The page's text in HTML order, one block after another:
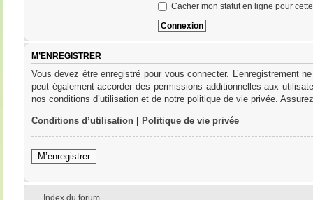
Cacher mon statut en ligne pour
M’ENREGISTRER
Vous devez être enregistré pour vous connecter. L’enregistrement
peut également accorder des permissions additionnelles aux
nos conditions d’utilisation et de notre politique de vie privée.
Conditions d’utilisation| Politique de vie privée
M’enregistrer